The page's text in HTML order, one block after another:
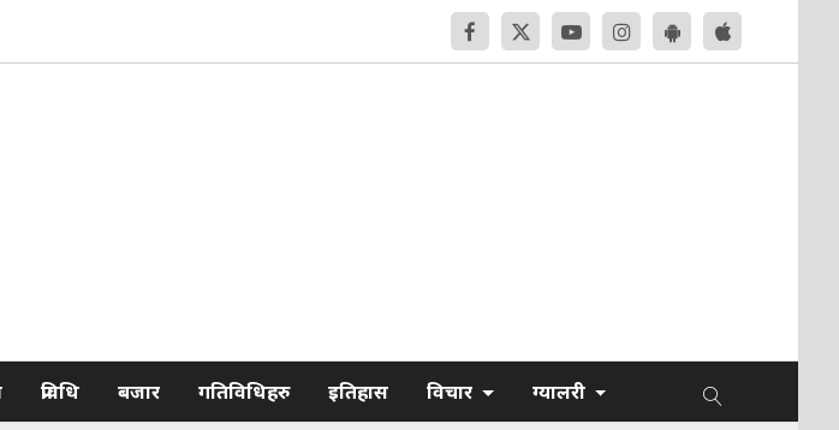
प्रविधि बजार गतिविधिहरु इतिहास विचार ग्यालरी